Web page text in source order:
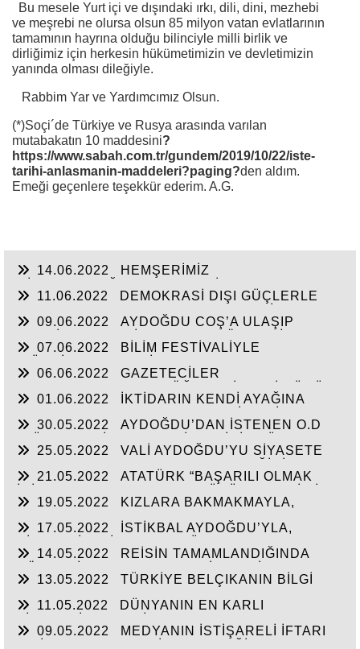
Bu mesele Yurt içi ve dışındaki ırkı, dili, dini, mezhebi
ve meşrebi ne olursa olsun 85 milyon vatan evlatlarının
tamamının hayrına olduğu bilinciyle milli birlik ve
dirliğimiz için herkesin hükümetimizin ve devletimizin
yanında olması dileğiyle.
Rabbim Yar ve Yardımcımız Olsun.
(*)Soçi´de Türkiye ve Rusya arasında varılan
mutabakatın 10 maddesini?
https://www.sabah.com.tr/gundem/2019/10/22/iste-
tarihi-anlasmanin-maddeleri?paging?den aldım.
Emeği geçenlere teşekkür ederim. A.G.
14.06.2022
HEMŞERİMİZ
MÜJDELERİ BEKLİYOR!
11.06.2022
DEMOKRASİ DIŞI GÜÇLERLE
OSMANLI”KALAYCI ŞAMMAS!”
09.06.2022
AYDOĞDU COŞ’A ULAŞIP
HİZMETLERİNE ULAŞMASI!
07.06.2022
BİLİM FESTİVALİYLE
CEVAP”HİZMETE AÇILAN 41 YENİ FABRİKA!!
06.06.2022
GAZETECİLER
CHP FİİLEN YAŞATTI!!!
01.06.2022
İKTİDARIN KENDİ AYAĞINA
SÖZLERİN TUTULMASINDA!!!
30.05.2022
AYDOĞDU’DAN İSTENEN O.D
HAMMADELERE SAHİBİZ!
25.05.2022
VALİ AYDOĞDU’YU SİYASETE
ÇALMAKTIR!!!
21.05.2022
ATATÜRK “BAŞARILI OLMAK
BİRİNE UYGUN OLMALI”
19.05.2022
KIZLARA BAKMAKMAYLA,
TARİH ÖĞRETİLEN GENÇLİK!!!
17.05.2022
İSTİKBAL AYDOĞDU’YLA,
YATIRIMI ALMASINDA!!!
14.05.2022
REİSİN TAMAMLANDIĞINDA
ÇEVİRTECEK ÇEYİZİ
13.05.2022
TÜRKİYE BELÇIKANIN BİLGİ
ÇEVİRMESİNİ ENGELLESİN!!!
11.05.2022
DÜNYANIN EN KARLI
KURTULMANINDA REÇETESİ!
09.05.2022
MEDYANIN İSTİŞARELİ İFTARI